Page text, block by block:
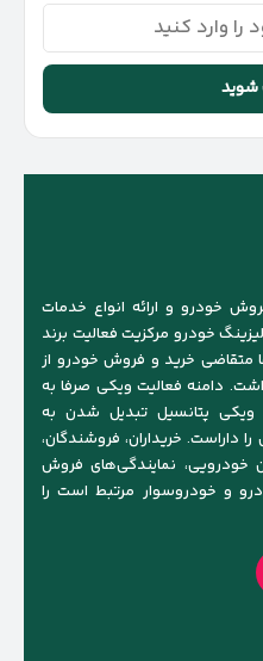
خودرو و ارائه انواع خدمات
خودرو مرکزیت فعالیت برند
خرید و فروش خودرو از
دامنه فعالیت ویکی صرفا به
پتانسیل تبدیل شدن به
داراست. خریداران، فروشندگان،
خودرویی، نمایندگی‌های فروش
و خودروسوار مرتبط است را
آپارات